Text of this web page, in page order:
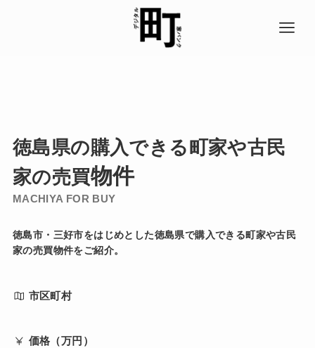
徳島県の購入できる町家や古民
家の売買物件
MACHIYA FOR BUY
徳島市・三好市をはじめとした徳島県で購入できる町家や古民
家の売買物件をご紹介。
市区町村
価格（万円）